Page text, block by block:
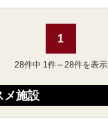
1
28件中 1件～28件を表示
メ施設